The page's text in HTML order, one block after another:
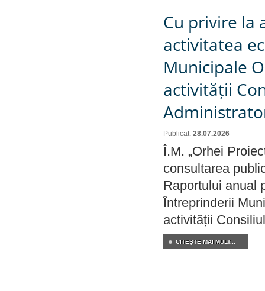
Cu privire la
activitatea
Municipale
activității
Publicat: 28.07.2026
Î.M. „Orhei
consultarea
Raportului anual
Întreprinderii
activității
CITEŞTE MAI MULT...